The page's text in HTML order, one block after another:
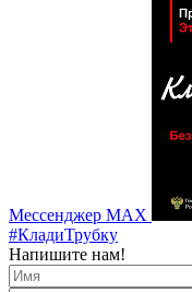
Мессенджер MAX
#КладиТрубку
Напишите нам!